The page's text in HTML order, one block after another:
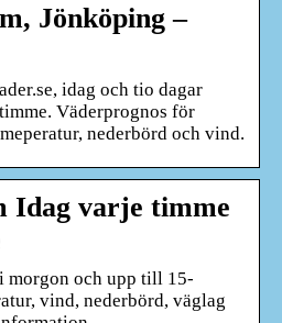
Jönköping –
idag och tio dagar
Väderprognos för
nederbörd och vind.
Idag varje timme
morgon och upp till 15-
vind, nederbörd, väglag